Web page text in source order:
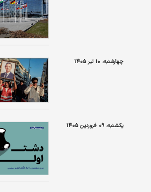
چهارشنبه، ۱۰ تیر ۱۴۰۵
یکشنبه، ۰۹ فروردین ۱۴۰۵